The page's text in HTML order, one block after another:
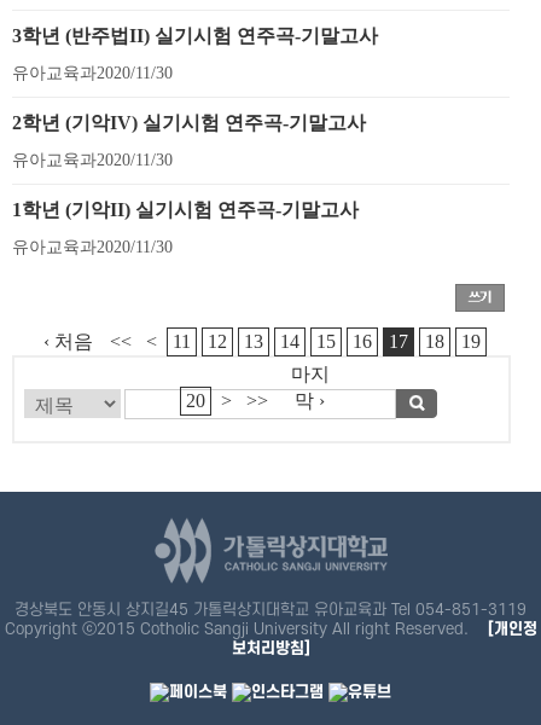
3학년 (반주법II) 실기시험 연주곡-기말고사
유아교육과2020/11/30
2학년 (기악IV) 실기시험 연주곡-기말고사
유아교육과2020/11/30
1학년 (기악II) 실기시험 연주곡-기말고사
유아교육과2020/11/30
‹ 처음 << < 11 12 13 14 15 16 17 18 19
20 > >>
마지
막 ›
경상북도 안동시 상지길45 가톨릭상지대학교 유아교육과 Tel 054-851-3119
Copyright ⓒ2015 Cotholic Sangji University All right Reserved.
[개인정
보처리방침]